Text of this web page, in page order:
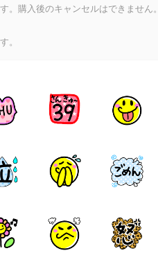
。購入後のキャンセルはできません。
。